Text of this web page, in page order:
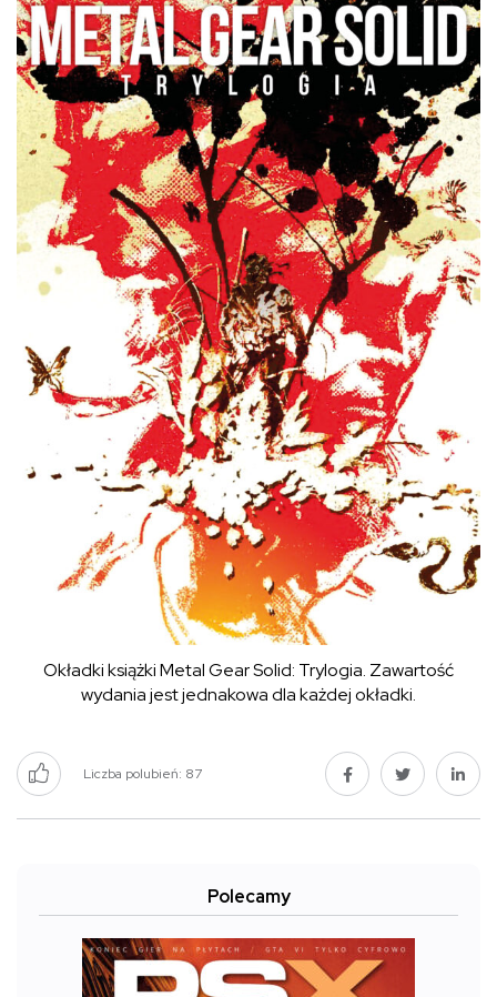
Okładki książki Metal Gear Solid: Trylogia. Zawartość
wydania jest jednakowa dla każdej okładki.
Liczba polubień: 87
Polecamy